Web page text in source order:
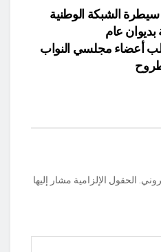
الشبكة الوطنية
بديوان عام
أعضاء مجلسي النواب
الحقول الإلزامية مشار إليها